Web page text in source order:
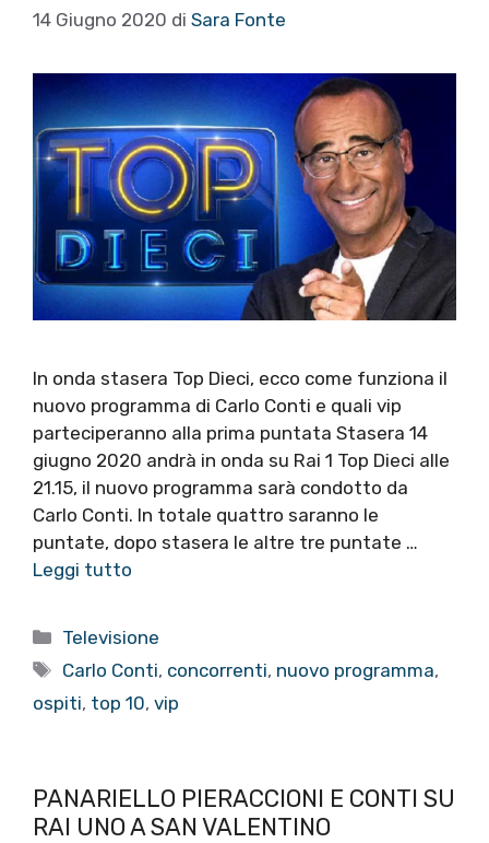
14 Giugno 2020 di Sara Fonte
In onda stasera Top Dieci, ecco come funziona il
nuovo programma di Carlo Conti e quali vip
parteciperanno alla prima puntata Stasera 14
giugno 2020 andrà in onda su Rai 1 Top Dieci alle
21.15, il nuovo programma sarà condotto da
Carlo Conti. In totale quattro saranno le
puntate, dopo stasera le altre tre puntate …
Leggi tutto
Categorie
Televisione
Tag
Carlo Conti, concorrenti, nuovo programma,
ospiti, top 10, vip
PANARIELLO PIERACCIONI E CONTI SU
RAI UNO A SAN VALENTINO